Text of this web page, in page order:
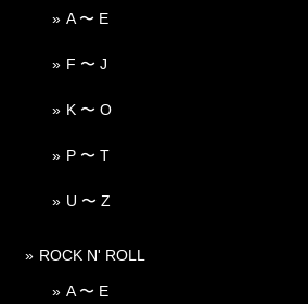
A 〜 E
F 〜 J
K 〜 O
P 〜 T
U 〜 Z
ROCK N' ROLL
A 〜 E